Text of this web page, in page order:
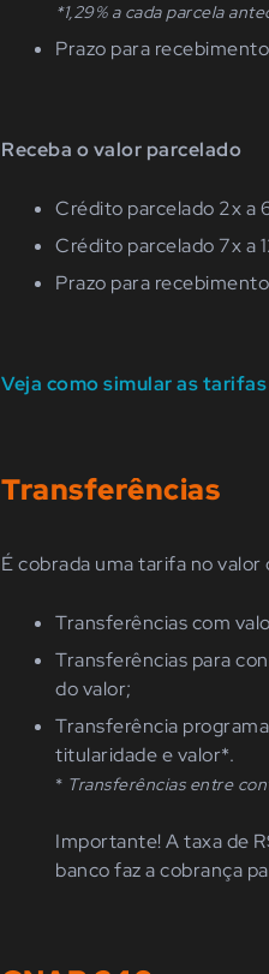
*1,29% a cada parcela
Prazo para
Receba o valor parcelado
Crédito parcelado 2x a
Crédito parcelado 7x a
Prazo para
Veja como simular as
Transferências
É cobrada uma tarifa no valor
Transferências com
Transferências para
do valor;
Transferência
titularidade e valor*.
* Transferências entre
Importante! A taxa de
banco faz a cobrança